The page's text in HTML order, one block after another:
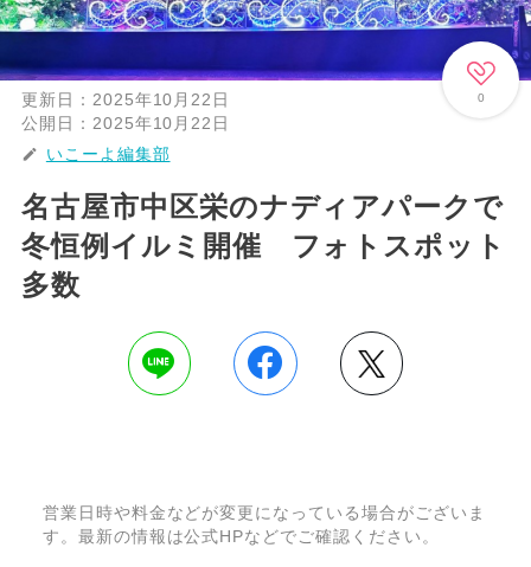
0
更新日： 2025年10月22日
公開日： 2025年10月22日
いこーよ編集部
名古屋市中区栄のナディアパークで
冬恒例イルミ開催 フォトスポット
多数
営業日時や料金などが変更になっている場合がございま
す。最新の情報は公式HPなどでご確認ください。